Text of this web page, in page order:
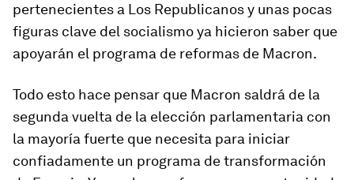
pertenecientes a Los Republicanos y unas pocas
figuras clave del socialismo ya hicieron saber que
apoyarán el programa de reformas de Macron.
Todo esto hace pensar que Macron saldrá de la
segunda vuelta de la elección parlamentaria con
la mayoría fuerte que necesita para iniciar
confiadamente un programa de transformación